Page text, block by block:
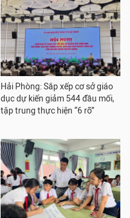
Hải Phòng: Sắp xếp cơ sở giáo
dục dự kiến giảm 544 đầu mối,
tập trung thực hiện “6 rõ”